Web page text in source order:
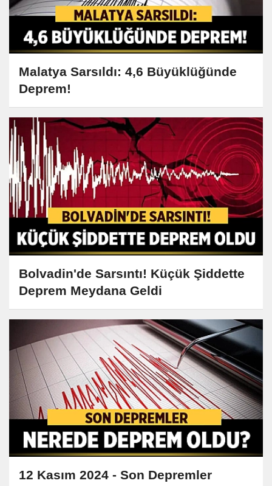
Malatya Sarsıldı: 4,6 Büyüklüğünde
Deprem!
Bolvadin'de Sarsıntı! Küçük Şiddette
Deprem Meydana Geldi
12 Kasım 2024 - Son Depremler